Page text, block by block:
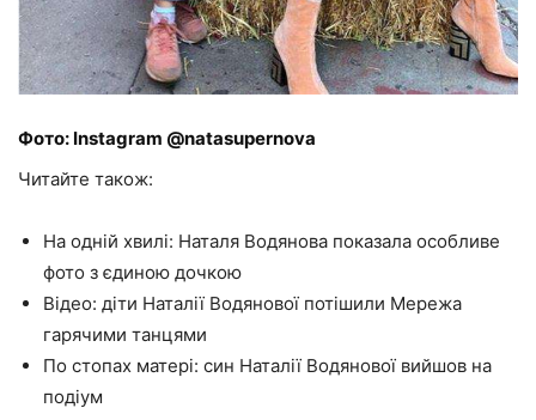
Фото: Instagram @natasupernova
Читайте також:
На одній хвилі: Наталя Водянова показала особливе
фото з єдиною дочкою
Відео: діти Наталії Водянової потішили Мережа
гарячими танцями
По стопах матері: син Наталії Водянової вийшов на
подіум